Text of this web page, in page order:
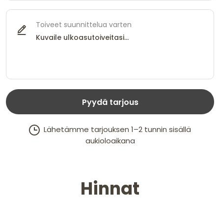
Toiveet suunnittelua varten
Pyydä tarjous
Lähetämme tarjouksen 1–2 tunnin sisällä
aukioloaikana
Hinnat